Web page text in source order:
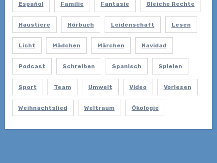
Español Familie Fantasie Gleiche Rechte
Haustiere Hörbuch Leidenschaft Lesen
Licht Mädchen Märchen Navidad
Podcast Schreiben Spanisch Spielen
Sport Team Umwelt Video Vorlesen
Weihnachtslied Weltraum Ökologie